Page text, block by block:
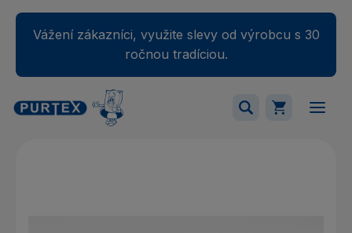
Vážení zákazníci, využite slevy od výrobcu s 30
ročnou tradíciou.